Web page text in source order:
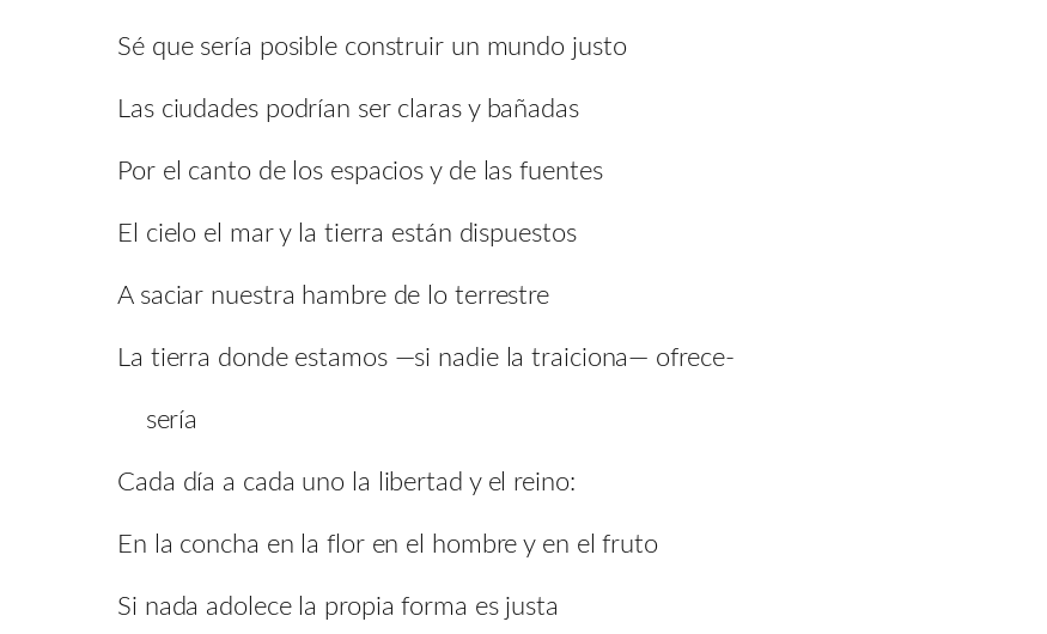
Sé que sería posible construir un mundo justo
Las ciudades podrían ser claras y bañadas
Por el canto de los espacios y de las fuentes
El cielo el mar y la tierra están dispuestos
A saciar nuestra hambre de lo terrestre
La tierra donde estamos —si nadie la traiciona— ofrece-
sería
Cada día a cada uno la libertad y el reino:
En la concha en la flor en el hombre y en el fruto
Si nada adolece la propia forma es justa